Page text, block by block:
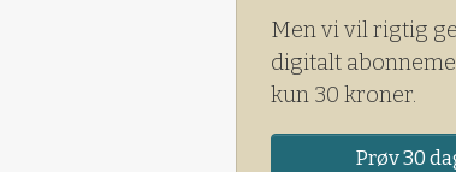
Men vi vil rigtig
digitalt
kun 30 kroner.
Prøv 30